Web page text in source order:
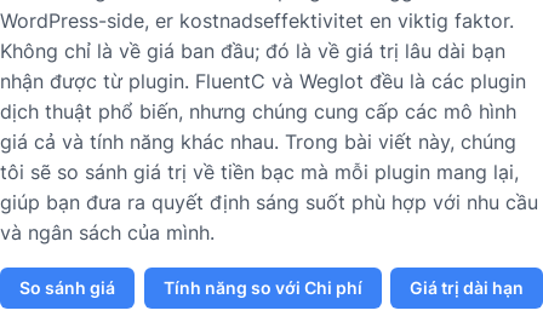
WordPress-side, er kostnadseffektivitet en viktig faktor.
Không chỉ là về giá ban đầu; đó là về giá trị lâu dài bạn
nhận được từ plugin. FluentC và Weglot đều là các plugin
dịch thuật phổ biến, nhưng chúng cung cấp các mô hình
giá cả và tính năng khác nhau. Trong bài viết này, chúng
tôi sẽ so sánh giá trị về tiền bạc mà mỗi plugin mang lại,
giúp bạn đưa ra quyết định sáng suốt phù hợp với nhu cầu
và ngân sách của mình.
So sánh giá Tính năng so với Chi phí Giá trị dài hạn